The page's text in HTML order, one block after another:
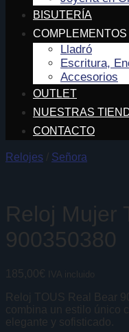
BISUTERÍA
COMPLEMENTOS
Lladró
Escritura,
Accesorios
OUTLET
NUESTRAS
CONTACTO
Relojes / Señora
Reloj Mujer
900350380
185,00€ IVA incluido
Reloj TOUS Real Bear
combina un estilo único
elegante y sofisticado.